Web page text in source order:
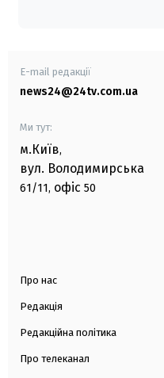
E-mail редакції
news24@24tv.com.ua
Ми тут:
м.Київ,
вул. Володимирська
61/11, офіс 50
Про нас
Редакція
Редакційна політика
Про телеканал